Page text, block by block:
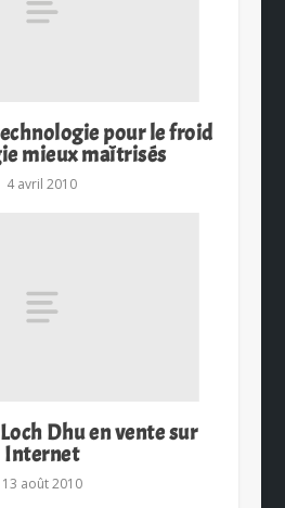
pour le froid
mieux maîtrisés
4 avril 2010
Dhu en vente sur
Internet
13 août 2010